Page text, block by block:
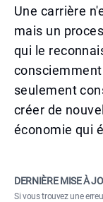
Une carrière
mais un
qui le
seulement
créer de
économie qui
DERNIÈRE MISE À
Si vous trouvez une